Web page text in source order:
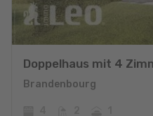
Doppelhaus mit 4
Brandenbourg